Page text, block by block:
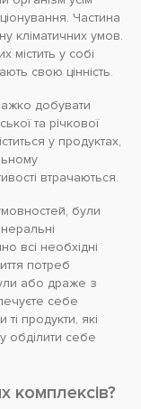
Частина
кліматичних умов.
містить у собі
свою цінність.
добувати
та річкової
у продуктах,
втрачаються.
були
всі необхідні
потреб
або драже з
себе
продукти, які
обділити себе
комплексів?